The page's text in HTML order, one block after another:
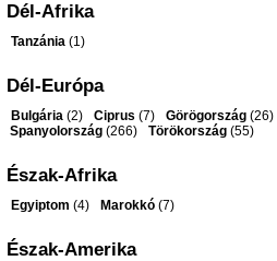
Dél-Afrika
Tanzánia (1)
Dél-Európa
Bulgária (2) Ciprus (7) Görögország (26)
Spanyolország (266) Törökország (55)
Észak-Afrika
Egyiptom (4) Marokkó (7)
Észak-Amerika